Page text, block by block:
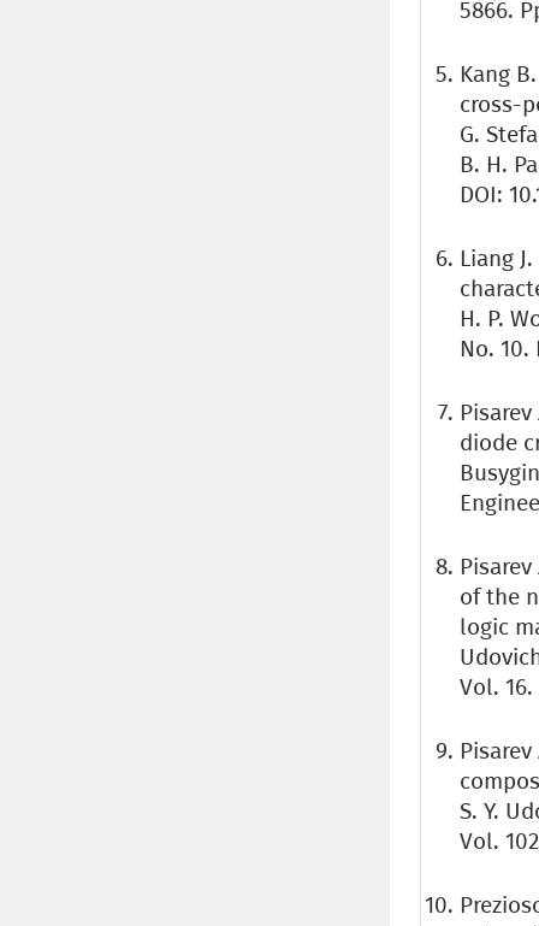
5866.
Kang
cross-
G.
B. H.
DOI:
Liang
H. P.
No. 10.
diode
of the
logic
Vol. 16.
S. Y.
Vol.